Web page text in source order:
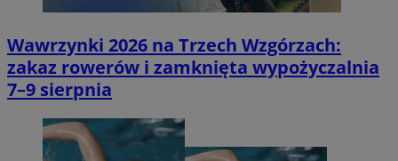
Wawrzynki 2026 na Trzech Wzgórzach:
zakaz rowerów i zamknięta wypożyczalnia
7–9 sierpnia